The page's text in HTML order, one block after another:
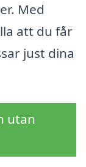
Med
att du får
just dina
utan